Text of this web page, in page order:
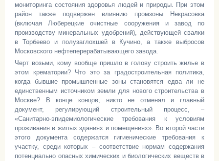
мониторинга состояния здоровья людей и природы. При этом
район также подвержен влиянию промзоны Некрасовка
(включая Люберецкие очистные сооружения и завод по
производству минеральных удобрений), действующей свалки
в Торбеево и полузаглохшей в Кучино, а также выбросов
Московского нефтеперерабатывающего завода.
Черт возьми, кому вообще пришло в голову строить жилье в
этом крематории? Что это за градостроительная политика,
когда бывшие промышленные зоны становятся едва ли не
единственным источником земли для нового строительства в
Москве? В конце концов, никто не отменял и главный
документ, регулирующий строительный процесс, –
«Санитарно-эпидемиологические требования к условиям
проживания в жилых зданиях и помещениях». Во второй части
этого документа содержатся гигиенические требования к
участку, среди которых – соответствие нормам содержания
потенциально опасных химических и биологических веществ в